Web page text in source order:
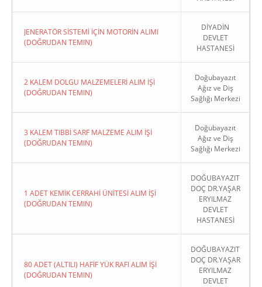
JENERATÖR SİSTEMİ İÇİN MOTORİN ALIMI
(DOĞRUDAN TEMIN)
DİYADİN
DEVLET
HASTANESİ
2 KALEM DOLGU MALZEMELERİ ALIM İŞİ
(DOĞRUDAN TEMIN)
Doğubayazıt
Ağız ve Diş
Sağlığı Merkezi
3 KALEM TIBBİ SARF MALZEME ALIM İŞİ
(DOĞRUDAN TEMIN)
Doğubayazıt
Ağız ve Diş
Sağlığı Merkezi
1 ADET KEMİK CERRAHİ ÜNİTESİ ALIM İŞİ
(DOĞRUDAN TEMIN)
DOĞUBAYAZIT
DOÇ DR.YAŞAR
ERYILMAZ
DEVLET
HASTANESİ
80 ADET (ALTILI) HAFİF YÜK RAFI ALIM İŞİ
(DOĞRUDAN TEMIN)
DOĞUBAYAZIT
DOÇ DR.YAŞAR
ERYILMAZ
DEVLET